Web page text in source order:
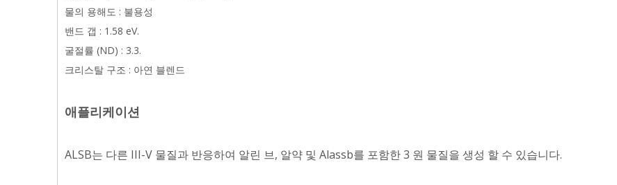
물의 용해도 : 불용성
밴드 갭 : 1.58 eV.
굴절률 (ND) : 3.3.
크리스탈 구조 : 아연 블렌드
애플리케이션
ALSB는 다른 III-V 물질과 반응하여 알린 브, 알약 및 Alassb를 포함한 3 원 물질을 생성 할 수 있습니다.